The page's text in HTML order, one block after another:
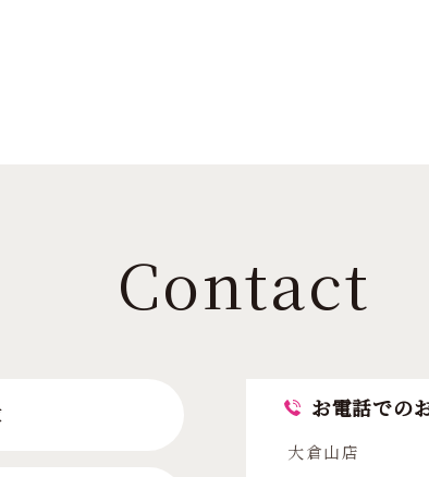
Contact
お電話での
大倉山店